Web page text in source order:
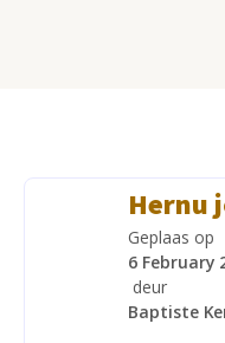
Hernu
Geplaas op
6 February
deur
Baptiste